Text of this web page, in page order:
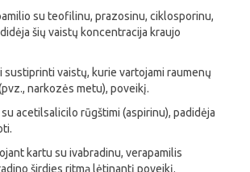
su teofilinu, prazosinu, ciklosporinu,
šių vaistų koncentracija kraujo
sustiprinti vaistų, kurie vartojami raumenų
narkozės metu), poveikį.
acetilsalicilo rūgštimi (aspirinu), padidėja
kartu su ivabradinu, verapamilis
širdies ritmą lėtinantį poveikį.